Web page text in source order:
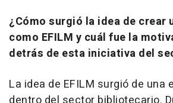
¿Cómo surgió la idea de crear
como EFILM y cuál fue la
detrás de esta iniciativa del
La idea de EFILM surgió de una